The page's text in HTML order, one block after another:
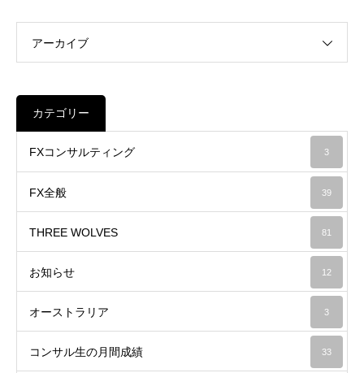
アーカイブ
カテゴリー
FXコンサルティング 3
FX全般 39
THREE WOLVES 81
お知らせ 12
オーストラリア 3
コンサル生の月間成績 33